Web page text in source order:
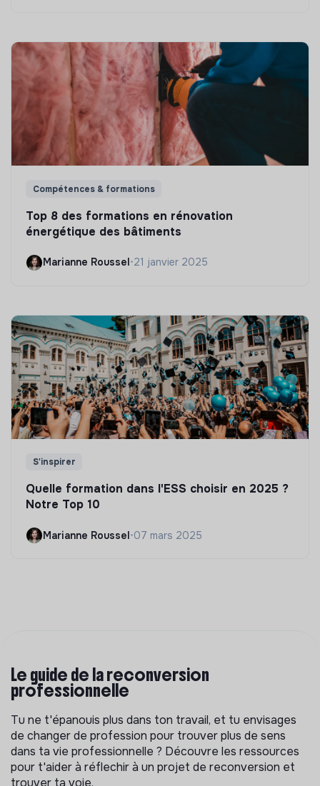
Compétences & formations
Top 8 des formations en rénovation
énergétique des bâtiments
Marianne Roussel•21 janvier 2025
S'inspirer
Quelle formation dans l'ESS choisir en 2025 ?
Notre Top 10
Marianne Roussel•07 mars 2025
Le guide de la reconversion
professionnelle
Tu ne t'épanouis plus dans ton travail, et tu envisages
de changer de profession pour trouver plus de sens
dans ta vie professionnelle ? Découvre les ressources
pour t'aider à réflechir à un projet de reconversion et